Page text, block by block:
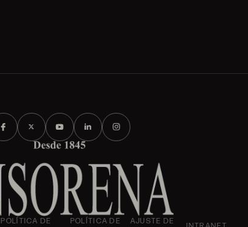
POLÍTICA DE
POLÍTICA DE
AJUSTE DE